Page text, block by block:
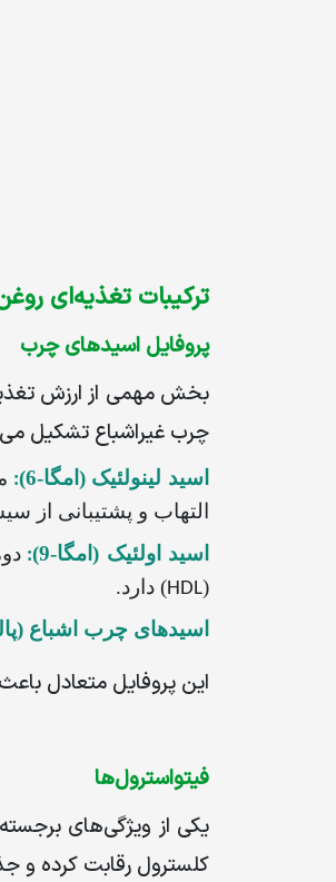
ترکیبات تغذیه‌ای
پروفایل اسیدهای چرب
بخش مهمی از ارزش
چرب غیراشباع تشکیل
اسید لینولئیک (امگا-6) :
التهاب و پشتیبانی از
اسید اولئیک (امگا-9) :
(
HDL) دارد.
اسیدهای چرب اشباع
این پروفایل متعادل
فیتواسترول‌ها
یکی از ویژگی‌های
کلسترول رقابت کرده